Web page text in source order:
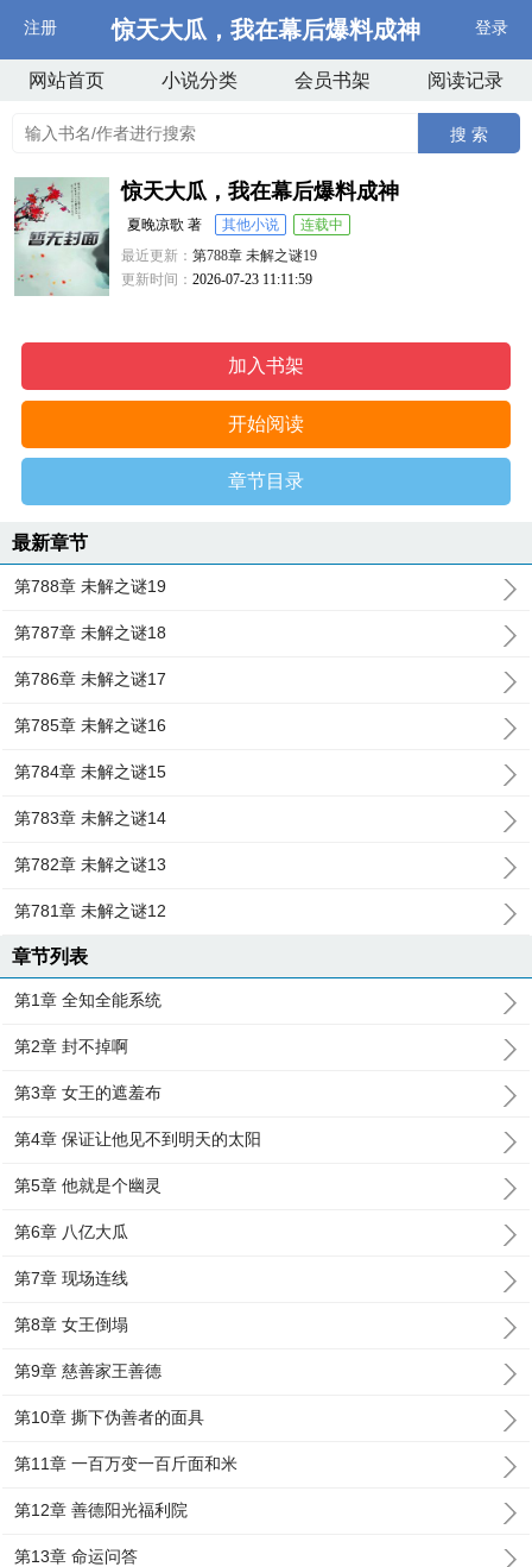
注册 惊天大瓜，我在幕后爆料成神 登录
网站首页 小说分类 会员书架 阅读记录
搜 索
惊天大瓜，我在幕后爆料成神
夏晚凉歌 著 其他小说
连载中
最近更新：第788章 未解之谜19
更新时间：2026-07-23 11:11:59
加入书架
开始阅读
章节目录
最新章节
第788章 未解之谜19
第787章 未解之谜18
第786章 未解之谜17
第785章 未解之谜16
第784章 未解之谜15
第783章 未解之谜14
第782章 未解之谜13
第781章 未解之谜12
章节列表
第1章 全知全能系统
第2章 封不掉啊
第3章 女王的遮羞布
第4章 保证让他见不到明天的太阳
第5章 他就是个幽灵
第6章 八亿大瓜
第7章 现场连线
第8章 女王倒塌
第9章 慈善家王善德
第10章 撕下伪善者的面具
第11章 一百万变一百斤面和米
第12章 善德阳光福利院
第13章 命运问答